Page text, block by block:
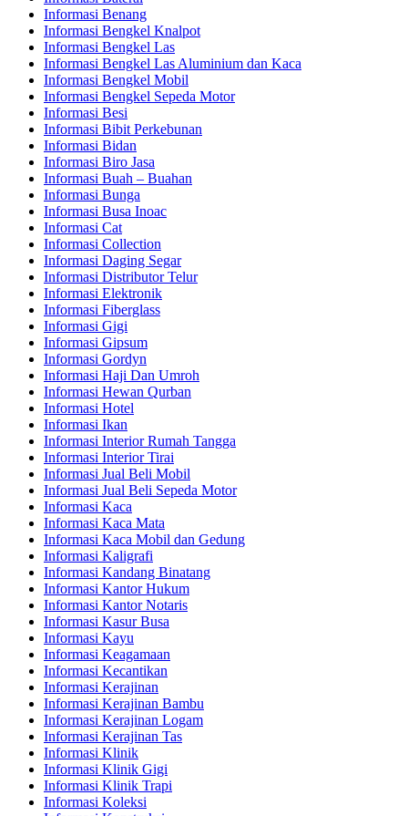
Informasi Benang
Informasi Bengkel Knalpot
Informasi Bengkel Las
Informasi Bengkel Las Aluminium dan Kaca
Informasi Bengkel Mobil
Informasi Bengkel Sepeda Motor
Informasi Besi
Informasi Bibit Perkebunan
Informasi Bidan
Informasi Biro Jasa
Informasi Buah – Buahan
Informasi Bunga
Informasi Busa Inoac
Informasi Cat
Informasi Collection
Informasi Daging Segar
Informasi Distributor Telur
Informasi Elektronik
Informasi Fiberglass
Informasi Gigi
Informasi Gipsum
Informasi Gordyn
Informasi Haji Dan Umroh
Informasi Hewan Qurban
Informasi Hotel
Informasi Ikan
Informasi Interior Rumah Tangga
Informasi Interior Tirai
Informasi Jual Beli Mobil
Informasi Jual Beli Sepeda Motor
Informasi Kaca
Informasi Kaca Mata
Informasi Kaca Mobil dan Gedung
Informasi Kaligrafi
Informasi Kandang Binatang
Informasi Kantor Hukum
Informasi Kantor Notaris
Informasi Kasur Busa
Informasi Kayu
Informasi Keagamaan
Informasi Kecantikan
Informasi Kerajinan
Informasi Kerajinan Bambu
Informasi Kerajinan Logam
Informasi Kerajinan Tas
Informasi Klinik
Informasi Klinik Gigi
Informasi Klinik Trapi
Informasi Koleksi